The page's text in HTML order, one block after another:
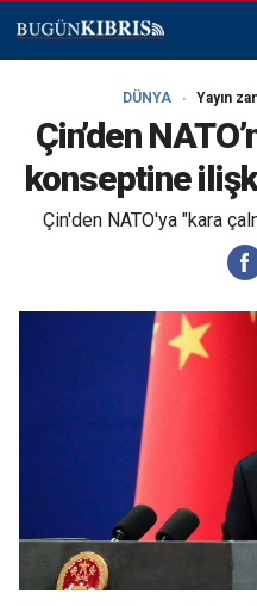
DÜNYA Yayın
Çin’den
konseptine
Çin'den NATO'ya "kara